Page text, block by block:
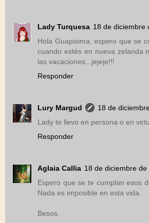
Lady Turquesa 18 de diciembre
Hola Guapisima, espero que se
cuando estés en nueva zelanda
las vacaciones...jejeje!!!
Responder
Lury Margud
18 de
Lady te llevo en persona o en
Responder
Aglaia Callia 18 de diciembre
Espero que se te cumplan esos
Nada es imposible en esta vida.
Besos.